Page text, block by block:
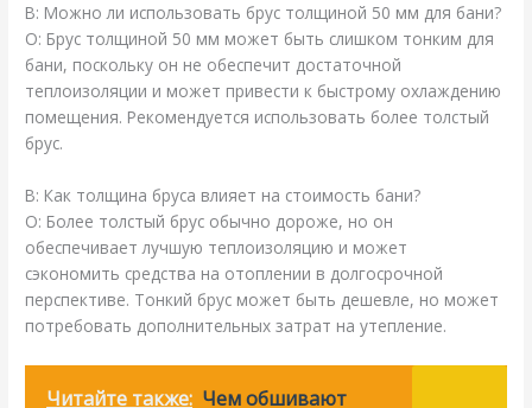
В: Можно ли использовать брус толщиной 50 мм для бани?
О: Брус толщиной 50 мм может быть слишком тонким для
бани, поскольку он не обеспечит достаточной
теплоизоляции и может привести к быстрому охлаждению
помещения. Рекомендуется использовать более толстый
брус.
В: Как толщина бруса влияет на стоимость бани?
О: Более толстый брус обычно дороже, но он
обеспечивает лучшую теплоизоляцию и может
сэкономить средства на отоплении в долгосрочной
перспективе. Тонкий брус может быть дешевле, но может
потребовать дополнительных затрат на утепление.
Читайте также: Чем обшивают